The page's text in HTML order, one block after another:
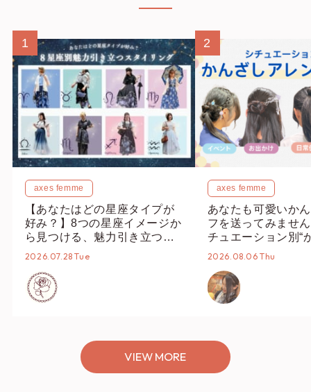
1
axes femme
【あなたはどの星座タイプが
好み？】8つの星座イメージか
ら見つける、魅力引き立つス
タイリング♡
2026.07.28 Tue
2
axes femme
あなたも可愛いか
フを送ってみませ
チュエーション別“
オススメ【ショッ
2026.08.06 Thu
VIEW MORE